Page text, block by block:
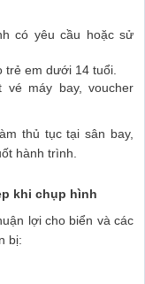
có yêu cầu hoặc sử
trẻ em dưới 14 tuổi.
vé máy bay, voucher
thủ tục tại sân bay,
hành trình.
khi chụp hình
lợi cho biển và các
bị: